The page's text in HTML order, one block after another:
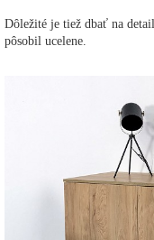
Dôležité je tiež dbať na
pôsobil ucelene.